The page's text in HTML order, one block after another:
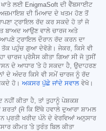
ਲਈ EnigmaSoft ਦੀ ਵੈੱਬਸਾਈਟ
ਅਜ਼ਮਾਇਸ਼ ਦੀ ਮਿਆਦ ਦੇ ਖਤਮ ਹੋਣ ਤੋਂ
ਟ੍ਰਾਇਲ ਰੱਦ ਕਰ ਸਕਦੇ ਹੋ ਤਾਂ ਜੋ
ਬਾਅਦ ਆਉਣ ਵਾਲੇ ਚਾਰਜ ਅਤੇ
ਟ੍ਰਾਇਲ ਦੌਰਾਨ ਰੱਦ ਕਰਨ ਦਾ
ਤੱਕ ਪਹੁੰਚ ਗੁਆ ਦੇਵੋਗੇ। ਜੇਕਰ, ਕਿਸੇ ਵੀ
ਚਾਰਜ ਪ੍ਰੋਸੈਸ ਕੀਤਾ ਗਿਆ ਸੀ ਜੋ ਤੁਸੀਂ
ਦੇ ਆਧਾਰ 'ਤੇ ਹੋ ਸਕਦਾ ਹੈ, ਉਦਾਹਰਣ
ਦੇ ਅੰਦਰ ਕਿਸੇ ਵੀ ਸਮੇਂ ਚਾਰਜ ਨੂੰ ਰੱਦ
ਹੋ। ਅਕਸਰ ਪੁੱਛੇ ਜਾਂਦੇ ਸਵਾਲ ਵੇਖੋ।
ਕੀਤਾ ਹੈ, ਤਾਂ ਤੁਹਾਨੂੰ ਪੇਸ਼ਕਸ਼
(ਜੋ ਕਿ ਇੱਥੇ ਹਵਾਲੇ ਦੁਆਰਾ ਸ਼ਾਮਲ
ਪ੍ਰਤੀ ਖਰੀਦ ਪੰਨੇ ਦੇ ਵੇਰਵਿਆਂ ਅਨੁਸਾਰ
ਕੀਮਤ 'ਤੇ ਤੁਰੰਤ ਬਿਲ ਕੀਤਾ